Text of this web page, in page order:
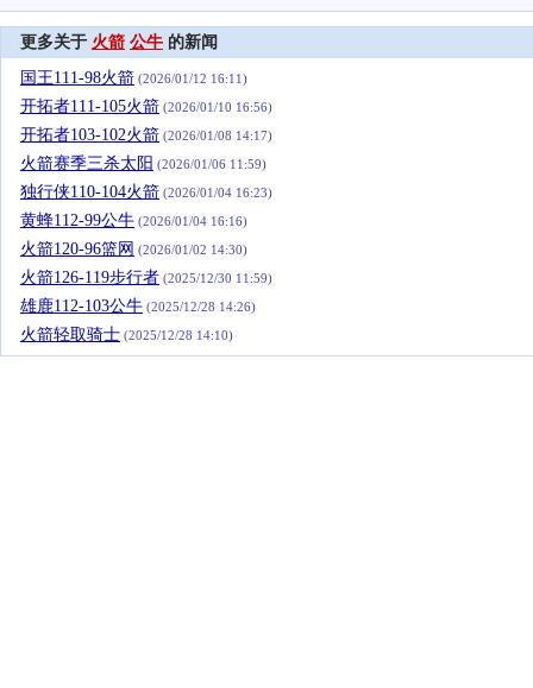
更多关于 火箭 公牛 的新闻
国王111-98火箭 (2026/01/12 16:11)
开拓者111-105火箭 (2026/01/10 16:56)
开拓者103-102火箭 (2026/01/08 14:17)
火箭赛季三杀太阳 (2026/01/06 11:59)
独行侠110-104火箭 (2026/01/04 16:23)
黄蜂112-99公牛 (2026/01/04 16:16)
火箭120-96篮网 (2026/01/02 14:30)
火箭126-119步行者 (2025/12/30 11:59)
雄鹿112-103公牛 (2025/12/28 14:26)
火箭轻取骑士 (2025/12/28 14:10)